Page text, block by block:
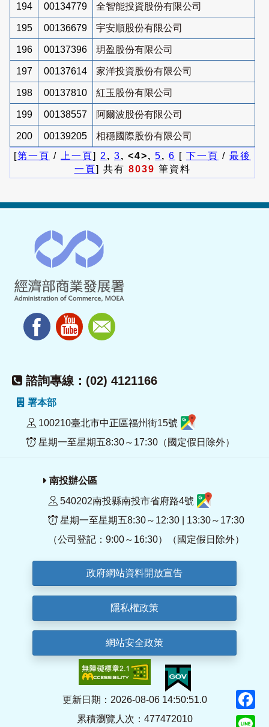
194 00134779 全智能投資股份有限公司
195 00136679 宇安順股份有限公司
196 00137396 玥盈股份有限公司
197 00137614 家洋投資股份有限公司
198 00137810 紅玉股份有限公司
199 00138557 阿爾波股份有限公司
200 00139205
相穩國際股份有限公司
[第一頁 / 上一頁] 2 , 3, <4>, 5, 6 [ 下一頁 / 最後
一頁] 共有 8039 筆資料
諮詢專線：(02) 4121166
署本部
100210臺北市中正區福州街15號
星期一至星期五8:30～17:30（國定假日除外）
南投辦公區
540202南投縣南投市省府路4號
星期一至星期五8:30～12:30 | 13:30～17:30
（公司登記：9:00～16:30）（國定假日除外）
政府網站資料開放宣告
隱私權政策
網站安全政策
更新日期：2026-08-06 14:50:51.0
累積瀏覽人次：477472010